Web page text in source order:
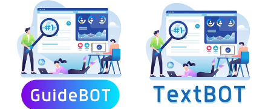
+方
案
系
列
+方
案
系